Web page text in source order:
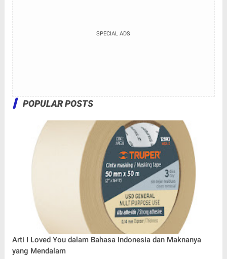
SPECIAL ADS
POPULAR POSTS
Arti I Loved You dalam Bahasa Indonesia dan Maknanya
yang Mendalam